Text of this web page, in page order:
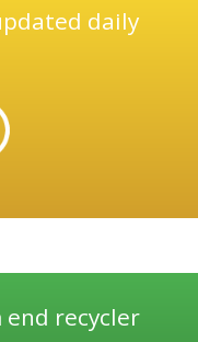
daily
end recycler